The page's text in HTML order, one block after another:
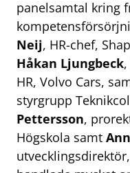
panelsamtal kring
Neij, HR-chef,
Håkan Ljungbeck
HR, Volvo Cars,
styrgrupp
Pettersson,
Högskola samt